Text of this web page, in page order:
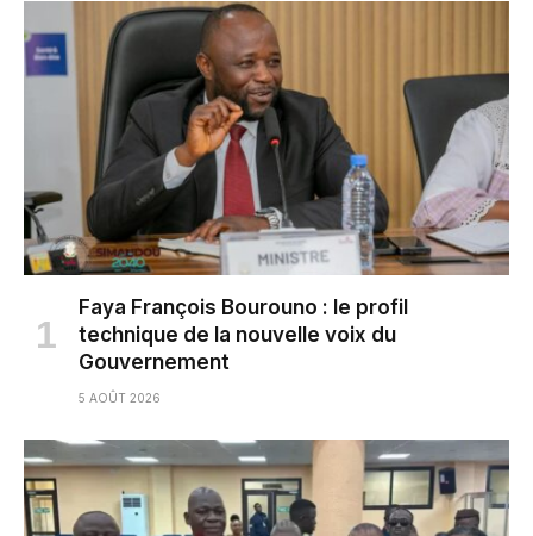
Faya François Bourouno : le profil
technique de la nouvelle voix du
Gouvernement
5 AOÛT 2026